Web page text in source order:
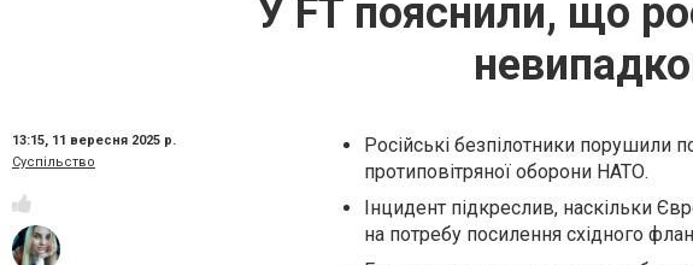
У FT пояснили, що
13:15, 11 вересня 2025 р.
Суспільство
Російські безпілотники порушили
протиповітряної оборони НАТО.
Інцидент підкреслив, наскільки
на потребу посилення східного